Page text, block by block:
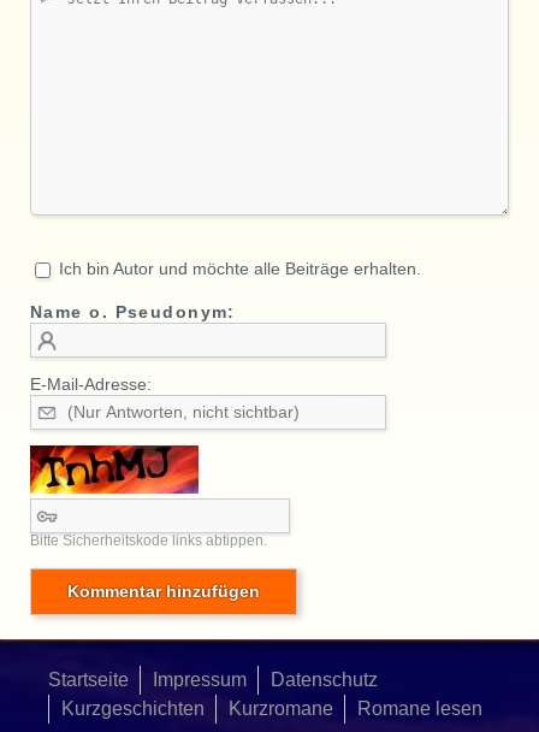
Ich bin Autor und möchte alle Beiträge erhalten.
Name o. Pseudonym:
E-Mail-Adresse:
Bitte Sicherheitskode links abtippen.
Startseite Impressum
Datenschutz
Kurzgeschichten
Kurzromane Romane lesen